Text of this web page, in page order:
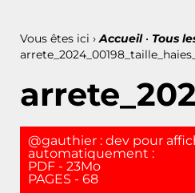
Vous êtes ici › Accueil• Tous
@gauthier : dev pour
automatiquement :
PDF - 23Mo
PAGES - 68